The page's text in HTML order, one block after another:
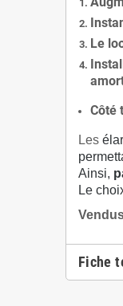
Le
Côté
Les
Ainsi,
Le
Fiche